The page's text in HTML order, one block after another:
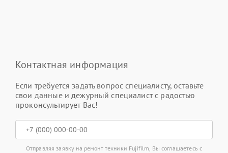
Контактная информация
Если требуется задать вопрос специалисту, оставьте
свои данные и дежурный специалист с радостью
проконсультирует Вас!
Отправляя заявку на ремонт техники Fujifilm, Вы соглашаетесь с